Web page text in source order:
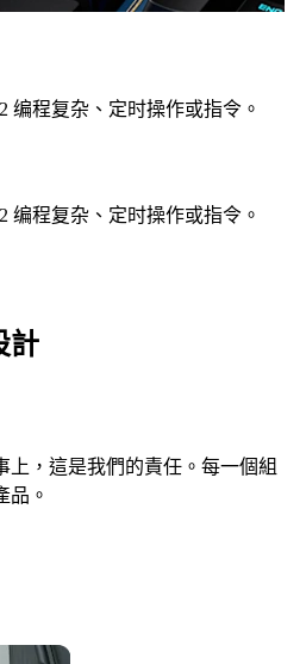
编程复杂、定时操作或指令。
编程复杂、定时操作或指令。
計
上，這是我們的責任。每一個組
品。